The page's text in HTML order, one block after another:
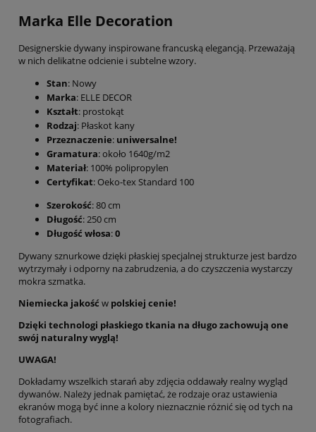
Marka Elle Decoration
Designerskie dywany inspirowane francuską elegancją. Przeważają
w nich delikatne odcienie i subtelne wzory.
Stan: Nowy
Marka: ELLE DECOR
Kształt: prostokąt
Rodzaj: Płaskot kany
Przeznaczenie: uniwersalne!
Gramatura: około 1640g/m2
Materiał: 100% polipropylen
Certyfikat: Oeko-tex Standard 100
Szerokość: 80 cm
Długość: 250 cm
Długość włosa:0
Dywany sznurkowe dzięki płaskiej specjalnej strukturze jest bardzo
wytrzymały i odporny na zabrudzenia, a do czyszczenia wystarczy
mokra szmatka.
Niemiecka jakość w polskiej cenie!
Dzięki technologi płaskiego tkania na długo zachowują one
swój naturalny wyglą!
UWAGA!
Dokładamy wszelkich starań aby zdjęcia oddawały realny wygląd
dywanów. Należy jednak pamiętać, że rodzaje oraz ustawienia
ekranów mogą być inne a kolory nieznacznie różnić się od tych na
fotografiach.